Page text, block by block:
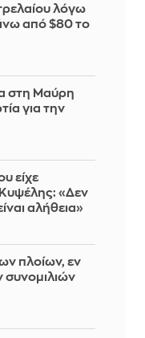
λόγω
από $80 το
στη Μαύρη
για την
είχε
«Δεν
αλήθεια»
πλοίων, εν